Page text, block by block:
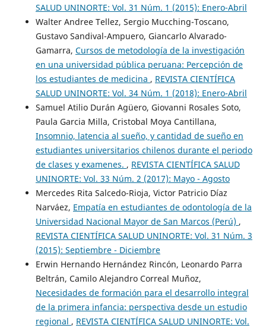
SALUD UNINORTE: Vol. 31 Núm. 1 (2015): Enero-Abril
Walter Andree Tellez, Sergio Mucching-Toscano,
Gustavo Sandival-Ampuero, Giancarlo Alvarado-
Gamarra, Cursos de metodología de la investigación
en una universidad pública peruana: Percepción de
los estudiantes de medicina , REVISTA CIENTÍFICA
SALUD UNINORTE: Vol. 34 Núm. 1 (2018): Enero-Abril
Samuel Atilio Durán Agüero, Giovanni Rosales Soto,
Paula Garcia Milla, Cristobal Moya Cantillana,
Insomnio, latencia al sueño, y cantidad de sueño en
estudiantes universitarios chilenos durante el periodo
de clases y examenes. , REVISTA CIENTÍFICA SALUD
UNINORTE: Vol. 33 Núm. 2 (2017): Mayo - Agosto
Mercedes Rita Salcedo-Rioja, Victor Patricio Díaz
Narváez, Empatía en estudiantes de odontología de la
Universidad Nacional Mayor de San Marcos (Perú) ,
REVISTA CIENTÍFICA SALUD UNINORTE: Vol. 31 Núm. 3
(2015): Septiembre - Diciembre
Erwin Hernando Hernández Rincón, Leonardo Parra
Beltrán, Camilo Alejandro Correal Muñoz,
Necesidades de formación para el desarrollo integral
de la primera infancia: perspectiva desde un estudio
regional , REVISTA CIENTÍFICA SALUD UNINORTE: Vol.